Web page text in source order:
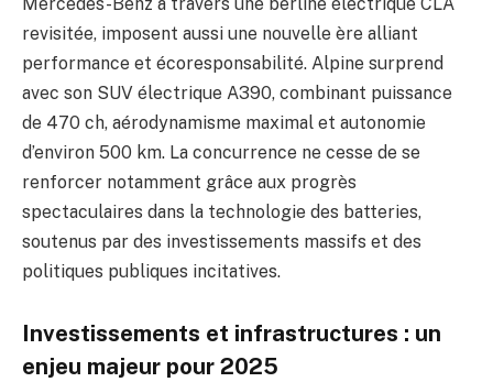
Mercedes-Benz à travers une berline électrique CLA
revisitée, imposent aussi une nouvelle ère alliant
performance et écoresponsabilité. Alpine surprend
avec son SUV électrique A390, combinant puissance
de 470 ch, aérodynamisme maximal et autonomie
d’environ 500 km. La concurrence ne cesse de se
renforcer notamment grâce aux progrès
spectaculaires dans la technologie des batteries,
soutenus par des investissements massifs et des
politiques publiques incitatives.
Investissements et infrastructures : un
enjeu majeur pour 2025